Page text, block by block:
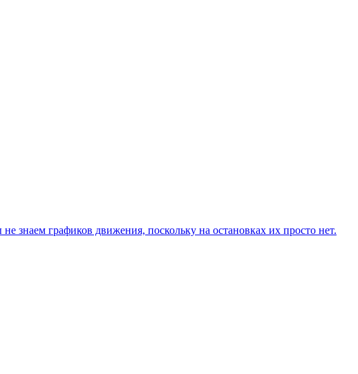
графиков движения, поскольку на остановках их просто нет.